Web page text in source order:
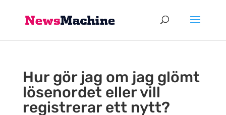
Hur gör jag om jag glömt
lösenordet eller vill
registrerar ett nytt?